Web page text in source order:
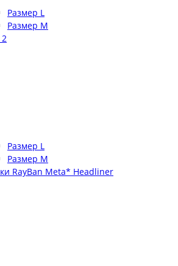
Размер L
Размер М
2
Размер L
Размер М
RayBan Meta* Headliner